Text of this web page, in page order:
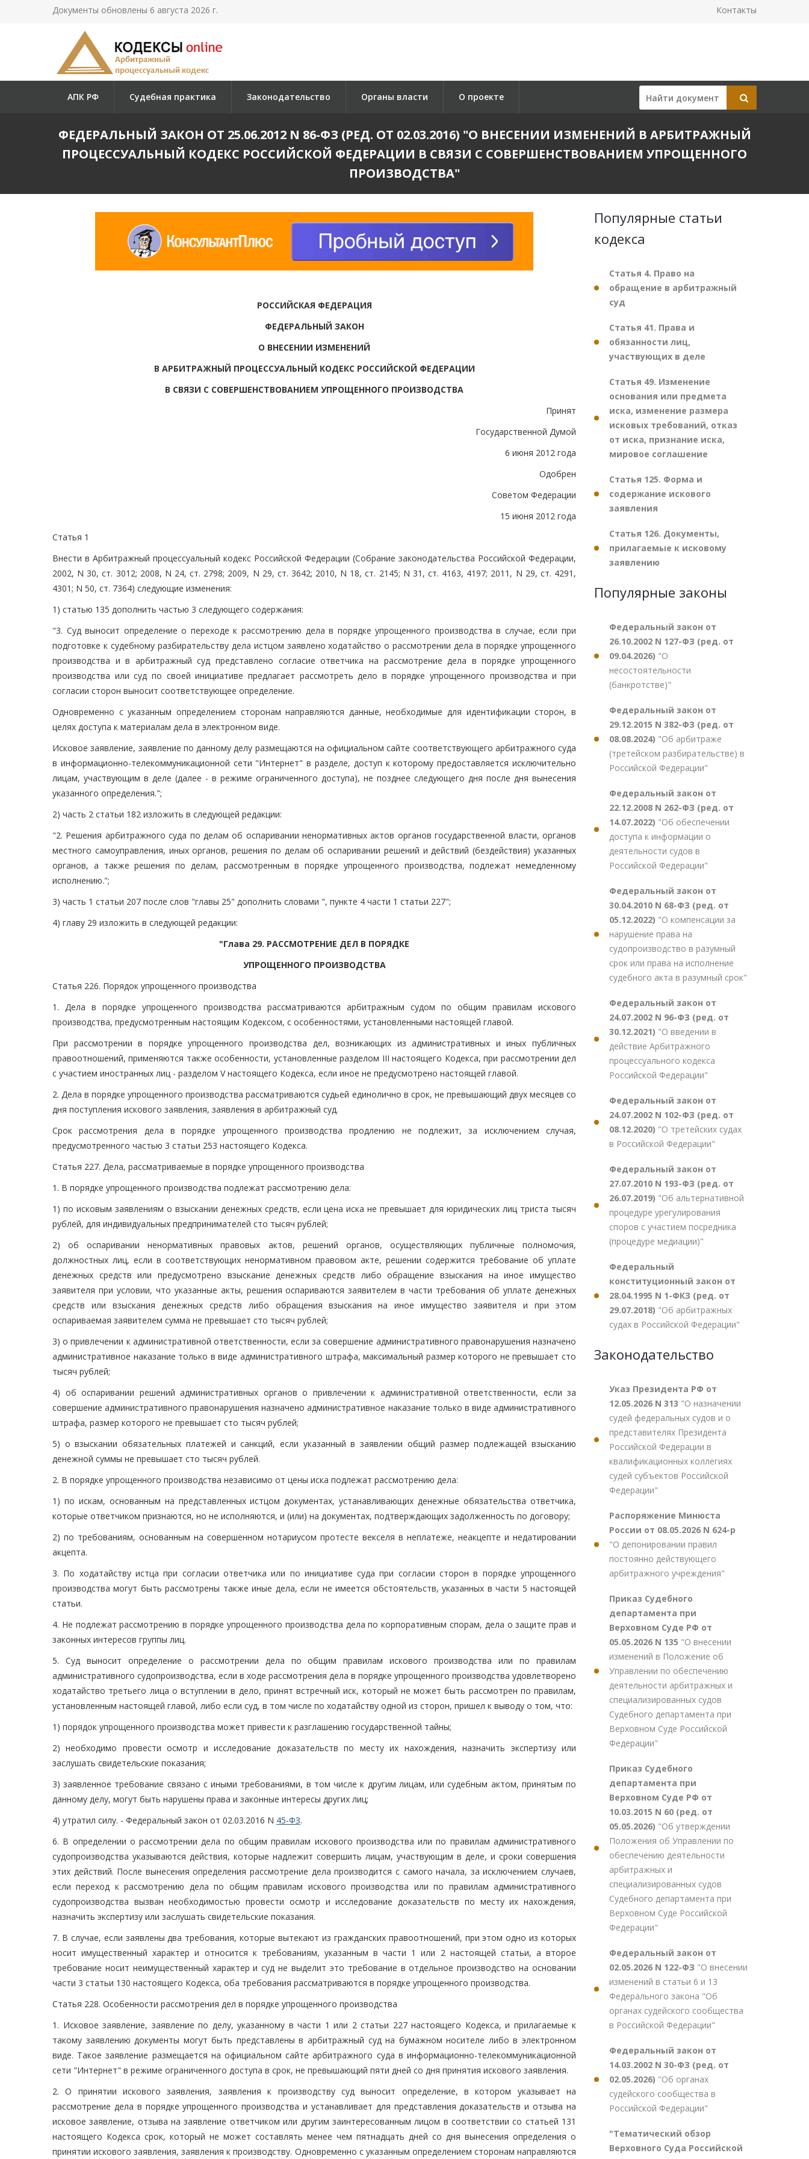
Документы обновлены 6 августа 2026 г. Контакты
АПК РФ Судебная практика Законодательство Органы власти О проекте
ФЕДЕРАЛЬНЫЙ ЗАКОН ОТ 25.06.2012 N 86-ФЗ (РЕД. ОТ 02.03.2016) "О ВНЕСЕНИИ ИЗМЕНЕНИЙ В АРБИТРАЖНЫЙ
ПРОЦЕССУАЛЬНЫЙ КОДЕКС РОССИЙСКОЙ ФЕДЕРАЦИИ В СВЯЗИ С СОВЕРШЕНСТВОВАНИЕМ УПРОЩЕННОГО
ПРОИЗВОДСТВА"
РОССИЙСКАЯ ФЕДЕРАЦИЯ
ФЕДЕРАЛЬНЫЙ ЗАКОН
О ВНЕСЕНИИ ИЗМЕНЕНИЙ
В АРБИТРАЖНЫЙ ПРОЦЕССУАЛЬНЫЙ КОДЕКС РОССИЙСКОЙ ФЕДЕРАЦИИ
В СВЯЗИ С СОВЕРШЕНСТВОВАНИЕМ УПРОЩЕННОГО ПРОИЗВОДСТВА
Принят
Государственной Думой
6 июня 2012 года
Одобрен
Советом Федерации
15 июня 2012 года
Статья 1
Внести в Арбитражный процессуальный кодекс Российской Федерации (Собрание законодательства Российской Федерации,
2002, N 30, ст. 3012; 2008, N 24, ст. 2798; 2009, N 29, ст. 3642; 2010, N 18, ст. 2145; N 31, ст. 4163, 4197; 2011, N 29, ст. 4291,
4301; N 50, ст. 7364) следующие изменения:
1) статью 135 дополнить частью 3 следующего содержания:
"3. Суд выносит определение о переходе к рассмотрению дела в порядке упрощенного производства в случае, если при
подготовке к судебному разбирательству дела истцом заявлено ходатайство о рассмотрении дела в порядке упрощенного
производства и в арбитражный суд представлено согласие ответчика на рассмотрение дела в порядке упрощенного
производства или суд по своей инициативе предлагает рассмотреть дело в порядке упрощенного производства и при
согласии сторон выносит соответствующее определение.
Одновременно с указанным определением сторонам направляются данные, необходимые для идентификации сторон, в
целях доступа к материалам дела в электронном виде.
Исковое заявление, заявление по данному делу размещаются на официальном сайте соответствующего арбитражного суда
в информационно-телекоммуникационной сети "Интернет" в разделе, доступ к которому предоставляется исключительно
лицам, участвующим в деле (далее - в режиме ограниченного доступа), не позднее следующего дня после дня вынесения
указанного определения.";
2) часть 2 статьи 182 изложить в следующей редакции:
"2. Решения арбитражного суда по делам об оспаривании ненормативных актов органов государственной власти, органов
местного самоуправления, иных органов, решения по делам об оспаривании решений и действий (бездействия) указанных
органов, а также решения по делам, рассмотренным в порядке упрощенного производства, подлежат немедленному
исполнению.";
3) часть 1 статьи 207 после слов "главы 25" дополнить словами ", пункте 4 части 1 статьи 227";
4) главу 29 изложить в следующей редакции:
"Глава 29. РАССМОТРЕНИЕ ДЕЛ В ПОРЯДКЕ
УПРОЩЕННОГО ПРОИЗВОДСТВА
Статья 226. Порядок упрощенного производства
1. Дела в порядке упрощенного производства рассматриваются арбитражным судом по общим правилам искового
производства, предусмотренным настоящим Кодексом, с особенностями, установленными настоящей главой.
При рассмотрении в порядке упрощенного производства дел, возникающих из административных и иных публичных
правоотношений, применяются также особенности, установленные разделом III настоящего Кодекса, при рассмотрении дел
с участием иностранных лиц - разделом V настоящего Кодекса, если иное не предусмотрено настоящей главой.
2. Дела в порядке упрощенного производства рассматриваются судьей единолично в срок, не превышающий двух месяцев со
дня поступления искового заявления, заявления в арбитражный суд.
Срок рассмотрения дела в порядке упрощенного производства продлению не подлежит, за исключением случая,
предусмотренного частью 3 статьи 253 настоящего Кодекса.
Статья 227. Дела, рассматриваемые в порядке упрощенного производства
1. В порядке упрощенного производства подлежат рассмотрению дела:
1) по исковым заявлениям о взыскании денежных средств, если цена иска не превышает для юридических лиц триста тысяч
рублей, для индивидуальных предпринимателей сто тысяч рублей;
2) об оспаривании ненормативных правовых актов, решений органов, осуществляющих публичные полномочия,
должностных лиц, если в соответствующих ненормативном правовом акте, решении содержится требование об уплате
денежных средств или предусмотрено взыскание денежных средств либо обращение взыскания на иное имущество
заявителя при условии, что указанные акты, решения оспариваются заявителем в части требования об уплате денежных
средств или взыскания денежных средств либо обращения взыскания на иное имущество заявителя и при этом
оспариваемая заявителем сумма не превышает сто тысяч рублей;
3) о привлечении к административной ответственности, если за совершение административного правонарушения назначено
административное наказание только в виде административного штрафа, максимальный размер которого не превышает сто
тысяч рублей;
4) об оспаривании решений административных органов о привлечении к административной ответственности, если за
совершение административного правонарушения назначено административное наказание только в виде административного
штрафа, размер которого не превышает сто тысяч рублей;
5) о взыскании обязательных платежей и санкций, если указанный в заявлении общий размер подлежащей взысканию
денежной суммы не превышает сто тысяч рублей.
2. В порядке упрощенного производства независимо от цены иска подлежат рассмотрению дела:
1) по искам, основанным на представленных истцом документах, устанавливающих денежные обязательства ответчика,
которые ответчиком признаются, но не исполняются, и (или) на документах, подтверждающих задолженность по договору;
2) по требованиям, основанным на совершенном нотариусом протесте векселя в неплатеже, неакцепте и недатировании
акцепта.
3. По ходатайству истца при согласии ответчика или по инициативе суда при согласии сторон в порядке упрощенного
производства могут быть рассмотрены также иные дела, если не имеется обстоятельств, указанных в части 5 настоящей
статьи.
4. Не подлежат рассмотрению в порядке упрощенного производства дела по корпоративным спорам, дела о защите прав и
законных интересов группы лиц.
5. Суд выносит определение о рассмотрении дела по общим правилам искового производства или по правилам
административного судопроизводства, если в ходе рассмотрения дела в порядке упрощенного производства удовлетворено
ходатайство третьего лица о вступлении в дело, принят встречный иск, который не может быть рассмотрен по правилам,
установленным настоящей главой, либо если суд, в том числе по ходатайству одной из сторон, пришел к выводу о том, что:
1) порядок упрощенного производства может привести к разглашению государственной тайны;
2) необходимо провести осмотр и исследование доказательств по месту их нахождения, назначить экспертизу или
заслушать свидетельские показания;
3) заявленное требование связано с иными требованиями, в том числе к другим лицам, или судебным актом, принятым по
данному делу, могут быть нарушены права и законные интересы других лиц;
4) утратил силу. - Федеральный закон от 02.03.2016 N 45-ФЗ.
6. В определении о рассмотрении дела по общим правилам искового производства или по правилам административного
судопроизводства указываются действия, которые надлежит совершить лицам, участвующим в деле, и сроки совершения
этих действий. После вынесения определения рассмотрение дела производится с самого начала, за исключением случаев,
если переход к рассмотрению дела по общим правилам искового производства или по правилам административного
судопроизводства вызван необходимостью провести осмотр и исследование доказательств по месту их нахождения,
назначить экспертизу или заслушать свидетельские показания.
7. В случае, если заявлены два требования, которые вытекают из гражданских правоотношений, при этом одно из которых
носит имущественный характер и относится к требованиям, указанным в части 1 или 2 настоящей статьи, а второе
требование носит неимущественный характер и суд не выделит это требование в отдельное производство на основании
части 3 статьи 130 настоящего Кодекса, оба требования рассматриваются в порядке упрощенного производства.
Статья 228. Особенности рассмотрения дел в порядке упрощенного производства
1. Исковое заявление, заявление по делу, указанному в части 1 или 2 статьи 227 настоящего Кодекса, и прилагаемые к
такому заявлению документы могут быть представлены в арбитражный суд на бумажном носителе либо в электронном
виде. Такое заявление размещается на официальном сайте арбитражного суда в информационно-телекоммуникационной
сети "Интернет" в режиме ограниченного доступа в срок, не превышающий пяти дней со дня принятия искового заявления.
2. О принятии искового заявления, заявления к производству суд выносит определение, в котором указывает на
рассмотрение дела в порядке упрощенного производства и устанавливает для представления доказательств и отзыва на
исковое заявление, отзыва на заявление ответчиком или другим заинтересованным лицом в соответствии со статьей 131
настоящего Кодекса срок, который не может составлять менее чем пятнадцать дней со дня вынесения определения о
принятии искового заявления, заявления к производству. Одновременно с указанным определением сторонам направляются
Популярные статьи
кодекса
Статья 4. Право на
обращение в арбитражный
суд
Статья 41. Права и
обязанности лиц,
участвующих в деле
Статья 49. Изменение
основания или предмета
иска, изменение размера
исковых требований, отказ
от иска, признание иска,
мировое соглашение
Статья 125. Форма и
содержание искового
заявления
Статья 126. Документы,
прилагаемые к исковому
заявлению
Популярные законы
Федеральный закон от
26.10.2002 N 127-ФЗ (ред. от
09.04.2026) "О
несостоятельности
(банкротстве)"
Федеральный закон от
29.12.2015 N 382-ФЗ (ред. от
08.08.2024) "Об арбитраже
(третейском разбирательстве) в
Российской Федерации"
Федеральный закон от
22.12.2008 N 262-ФЗ (ред. от
14.07.2022) "Об обеспечении
доступа к информации о
деятельности судов в
Российской Федерации"
Федеральный закон от
30.04.2010 N 68-ФЗ (ред. от
05.12.2022) "О компенсации за
нарушение права на
судопроизводство в разумный
срок или права на исполнение
судебного акта в разумный срок"
Федеральный закон от
24.07.2002 N 96-ФЗ (ред. от
30.12.2021) "О введении в
действие Арбитражного
процессуального кодекса
Российской Федерации"
Федеральный закон от
24.07.2002 N 102-ФЗ (ред. от
08.12.2020) "О третейских судах
в Российской Федерации"
Федеральный закон от
27.07.2010 N 193-ФЗ (ред. от
26.07.2019) "Об альтернативной
процедуре урегулирования
споров с участием посредника
(процедуре медиации)"
Федеральный
конституционный закон от
28.04.1995 N 1-ФКЗ (ред. от
29.07.2018) "Об арбитражных
судах в Российской Федерации"
Законодательство
Указ Президента РФ от
12.05.2026 N 313 "О назначении
судей федеральных судов и о
представителях Президента
Российской Федерации в
квалификационных коллегиях
судей субъектов Российской
Федерации"
Распоряжение Минюста
России от 08.05.2026 N 624-р
"О депонировании правил
постоянно действующего
арбитражного учреждения"
Приказ Судебного
департамента при
Верховном Суде РФ от
05.05.2026 N 135 "О внесении
изменений в Положение об
Управлении по обеспечению
деятельности арбитражных и
специализированных судов
Судебного департамента при
Верховном Суде Российской
Федерации"
Приказ Судебного
департамента при
Верховном Суде РФ от
10.03.2015 N 60 (ред. от
05.05.2026) "Об утверждении
Положения об Управлении по
обеспечению деятельности
арбитражных и
специализированных судов
Судебного департамента при
Верховном Суде Российской
Федерации"
Федеральный закон от
02.05.2026 N 122-ФЗ "О внесении
изменений в статьи 6 и 13
Федерального закона "Об
органах судейского сообщества
в Российской Федерации"
Федеральный закон от
14.03.2002 N 30-ФЗ (ред. от
02.05.2026) "Об органах
судейского сообщества в
Российской Федерации"
"Тематический обзор
Верховного Суда Российской